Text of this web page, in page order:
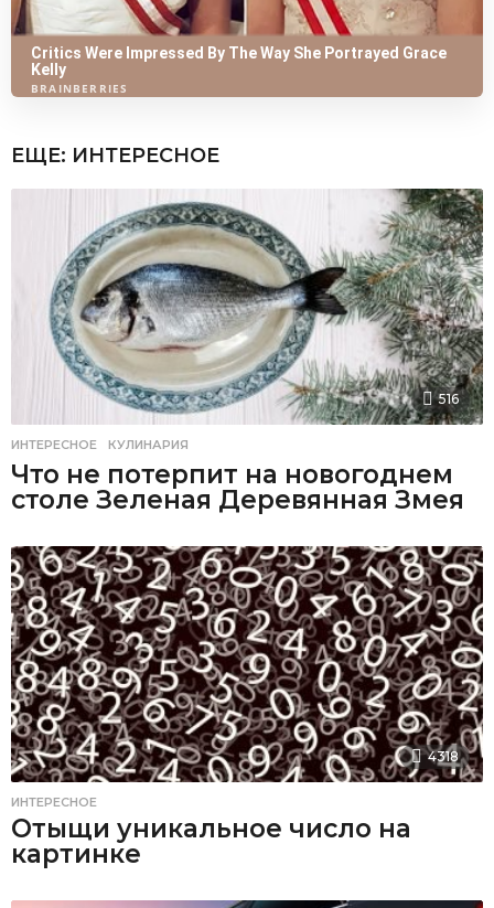
ЕЩЕ: ИНТЕРЕСНОЕ
516
ИНТЕРЕСНОЕ ,КУЛИНАРИЯ
Что не потерпит на новогоднем
столе Зеленая Деревянная Змея
4318
ИНТЕРЕСНОЕ
Отыщи уникальное число на
картинке